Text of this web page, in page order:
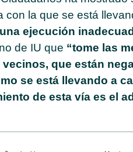
con la que se está
ejecución
de IU que “tome las
que están
se está llevando a
de esta vía es el